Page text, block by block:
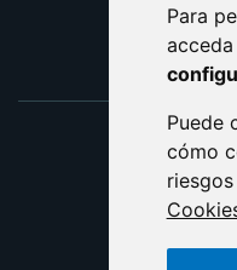
Para
acceda
Puede
cómo